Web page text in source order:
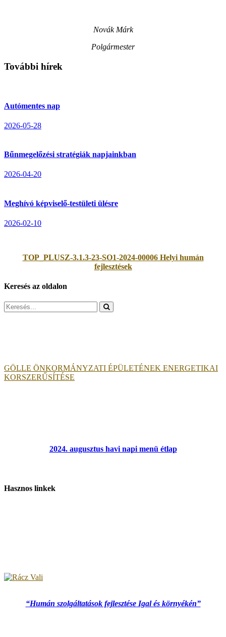
Novák Márk
Polgármester
További hírek
Autómentes nap
2026-05-28
Bűnmegelőzési stratégiák napjainkban
2026-04-20
Meghívó képviselő-testületi ülésre
2026-02-10
TOP_PLUSZ-3.1.3-23-SO1-2024-00006 Helyi humán
fejlesztések
Keresés az oldalon
Search
for:
GÖLLE ÖNKORMÁNYZATI ÉPÜLETÉNEK ENERGETIKAI
KORSZERŰSÍTÉSE
2024. augusztus havi napi menü étlap
Hasznos linkek
“Humán szolgáltatások fejlesztése Igal és környékén”